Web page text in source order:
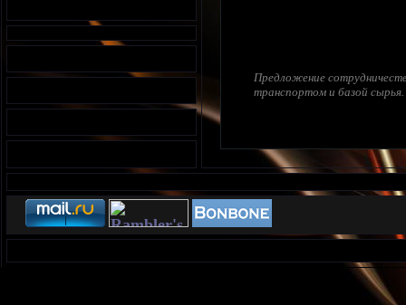
Предложение
транспортом и базой сырья.